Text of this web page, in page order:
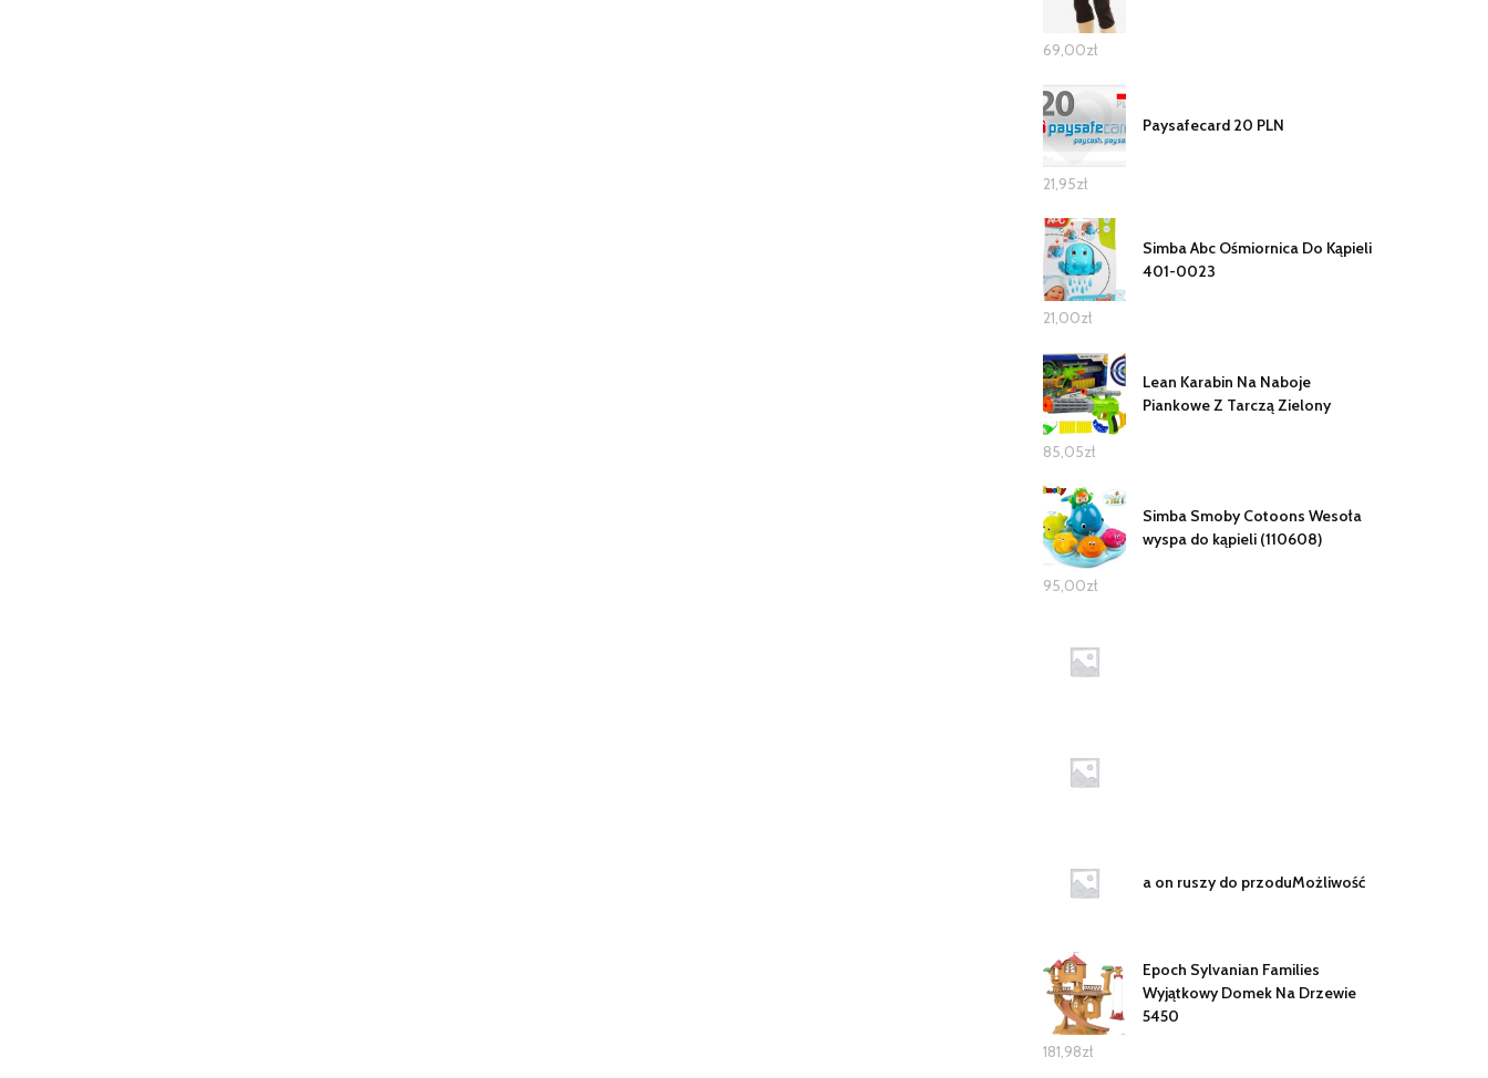
69,00zł
Paysafecard 20 PLN
21,95zł
Simba Abc Ośmiornica Do Kąpieli
401-0023
21,00zł
Lean Karabin Na Naboje
Piankowe Z Tarczą Zielony
85,05zł
Simba Smoby Cotoons Wesoła
wyspa do kąpieli (110608)
95,00zł
a on ruszy do przoduMożliwość
Epoch Sylvanian Families
Wyjątkowy Domek Na Drzewie
5450
181,98zł